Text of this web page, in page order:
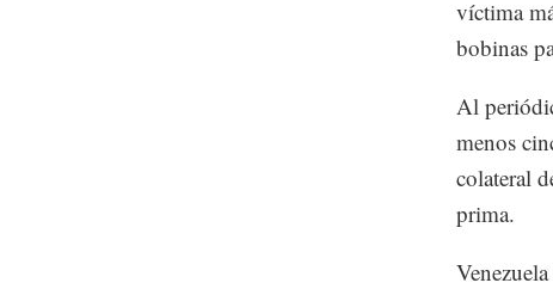
víctima
bobinas
Al
menos
colateral
prima.